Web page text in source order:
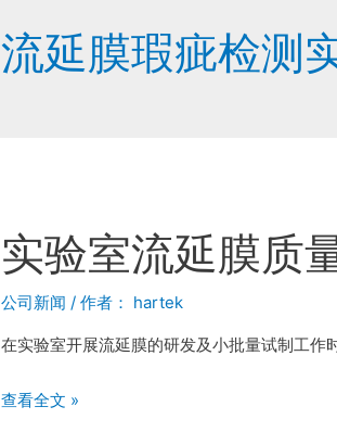
流延膜瑕疵检测
实验室流延膜质
公司新闻 / 作者： hartek
在实验室开展流延膜的研发及小批量试制工
查看全文 »